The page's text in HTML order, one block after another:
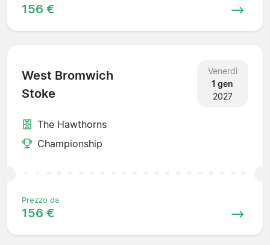
156 €
West Bromwich
Stoke
Venerdì
1 gen
2027
The Hawthorns
Championship
Prezzo da
156 €